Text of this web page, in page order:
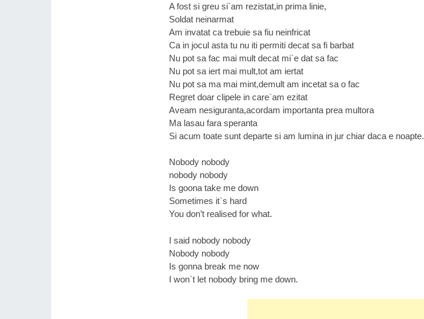
A fost si greu si`am rezistat,in prima linie,
Soldat neinarmat
Am invatat ca trebuie sa fiu neinfricat
Ca in jocul asta tu nu iti permiti decat sa fi barbat
Nu pot sa fac mai mult decat mi`e dat sa fac
Nu pot sa iert mai mult,tot am iertat
Nu pot sa ma mai mint,demult am incetat sa o fac
Regret doar clipele in care`am ezitat
Aveam nesiguranta,acordam importanta prea multora
Ma lasau fara speranta
Si acum toate sunt departe si am lumina in jur chiar daca e noapte.
Nobody nobody
nobody nobody
Is goona take me down
Sometimes it`s hard
You don’t realised for what.
I said nobody nobody
Nobody nobody
Is gonna break me now
I won`t let nobody bring me down.